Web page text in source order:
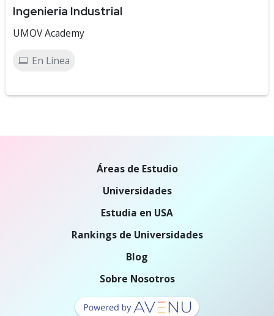
Ingeniería Industrial
UMOV Academy
En Línea
Áreas de Estudio
Universidades
Estudia en USA
Rankings de Universidades
Blog
Sobre Nosotros